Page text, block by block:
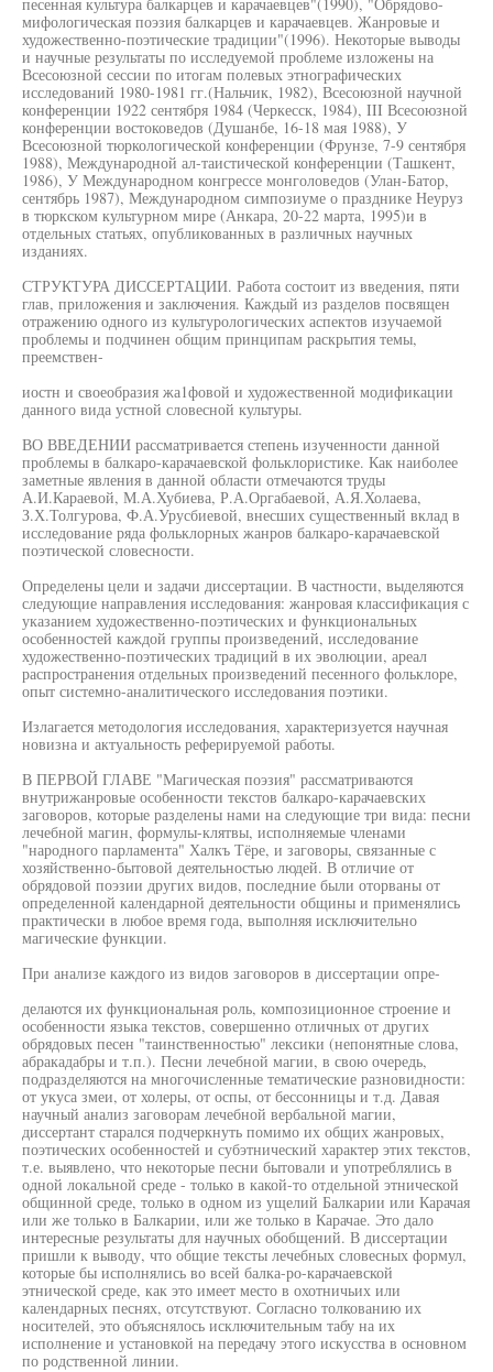
мифологическая поэзия балкарцев и карачаевцев. Жанровые и
художественно-поэтические традиции"(1996). Некоторые выводы
и научные результаты по исследуемой проблеме изложены на
Всесоюзной сессии по итогам полевых этнографических
исследований 1980-1981 гг.(Нальчик, 1982), Всесоюзной научной
конференции 1922 сентября 1984 (Черкесск, 1984), III Всесоюзной
конференции востоковедов (Душанбе, 16-18 мая 1988), У
Всесоюзной тюркологической конференции (Фрунзе, 7-9 сентября
1988), Международной ал-таистической конференции (Ташкент,
1986), У Международном конгрессе монголоведов (Улан-Батор,
сентябрь 1987), Международном симпозиуме о празднике Неуруз
в тюркском культурном мире (Анкара, 20-22 марта, 1995)и в
отдельных статьях, опубликованных в различных научных
изданиях.
СТРУКТУРА ДИССЕРТАЦИИ. Работа состоит из введения, пяти
глав, приложения и заключения. Каждый из разделов посвящен
отражению одного из культурологических аспектов изучаемой
проблемы и подчинен общим принципам раскрытия темы,
преемствен-
иостн и своеобразия жа1фовой и художественной модификации
данного вида устной словесной культуры.
ВО ВВЕДЕНИИ рассматривается степень изученности данной
проблемы в балкаро-карачаевской фольклористике. Как наиболее
заметные явления в данной области отмечаются труды
А.И.Караевой, М.А.Хубиева, Р.А.Оргабаевой, А.Я.Холаева,
З.Х.Толгурова, Ф.А.Урусбиевой, внесших существенный вклад в
исследование ряда фольклорных жанров балкаро-карачаевской
поэтической словесности.
Определены цели и задачи диссертации. В частности, выделяются
следующие направления исследования: жанровая классификация с
указанием художественно-поэтических и функциональных
особенностей каждой группы произведений, исследование
художественно-поэтических традиций в их эволюции, ареал
распространения отдельных произведений песенного фольклоре,
опыт системно-аналитического исследования поэтики.
Излагается методология исследования, характеризуется научная
новизна и актуальность реферируемой работы.
В ПЕРВОЙ ГЛАВЕ "Магическая поэзия" рассматриваются
внутрижанровые особенности текстов балкаро-карачаевских
заговоров, которые разделены нами на следующие три вида: песни
лечебной магин, формулы-клятвы, исполняемые членами
"народного парламента" Халкъ Тёре, и заговоры, связанные с
хозяйственно-бытовой деятельностью людей. В отличие от
обрядовой поэзии других видов, последние были оторваны от
определенной календарной деятельности общины и применялись
практически в любое время года, выполняя исключительно
магические функции.
При анализе каждого из видов заговоров в диссертации опре-
делаются их функциональная роль, композиционное строение и
особенности языка текстов, совершенно отличных от других
обрядовых песен "таинственностью" лексики (непонятные слова,
абракадабры и т.п.). Песни лечебной магии, в свою очередь,
подразделяются на многочисленные тематические разновидности:
от укуса змеи, от холеры, от оспы, от бессонницы и т.д. Давая
научный анализ заговорам лечебной вербальной магии,
диссертант старался подчеркнуть помимо их общих жанровых,
поэтических особенностей и субэтнический характер этих текстов,
т.е. выявлено, что некоторые песни бытовали и употреблялись в
одной локальной среде - только в какой-то отдельной этнической
общинной среде, только в одном из ущелий Балкарии или Карачая
или же только в Балкарии, или же только в Карачае. Это дало
интересные результаты для научных обобщений. В диссертации
пришли к выводу, что общие тексты лечебных словесных формул,
которые бы исполнялись во всей балка-ро-карачаевской
этнической среде, как это имеет место в охотничьих или
календарных песнях, отсутствуют. Согласно толкованию их
носителей, это объяснялось исключительным табу на их
исполнение и установкой на передачу этого искусства в основном
по родственной линии.